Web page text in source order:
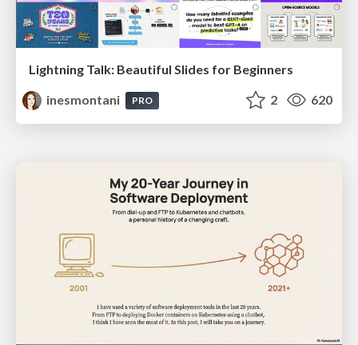
Lightning Talk: Beautiful Slides for Beginners
inesmontani
PRO 2 620